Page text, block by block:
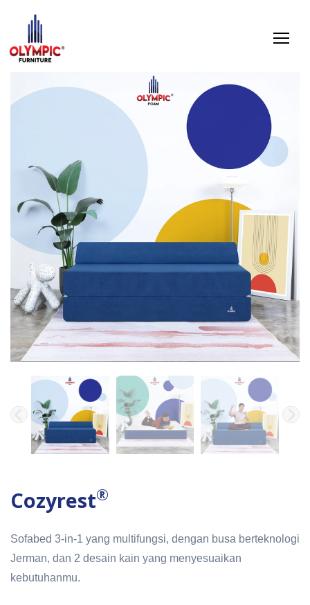
Cozyrest®
Sofabed 3-in-1 yang multifungsi, dengan busa berteknologi
Jerman, dan 2 desain kain yang menyesuaikan
kebutuhanmu.